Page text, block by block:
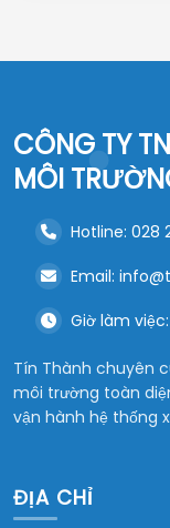
CÔNG TY
MÔI
Hotline: 028
Email:
Giờ làm
Tín Thành chuyên
môi trường toàn
vận hành hệ thống
ĐỊA CHỈ